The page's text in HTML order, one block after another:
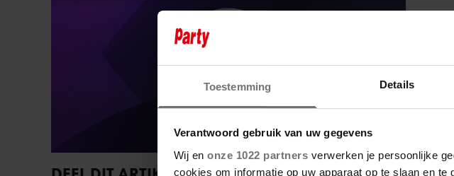
Toestemming Details
Verantwoord gebruik van uw gegevens
Wij en onze 1022 partners verwerken je persoonlijke
cookies om informatie op uw apparaat op te slaan en